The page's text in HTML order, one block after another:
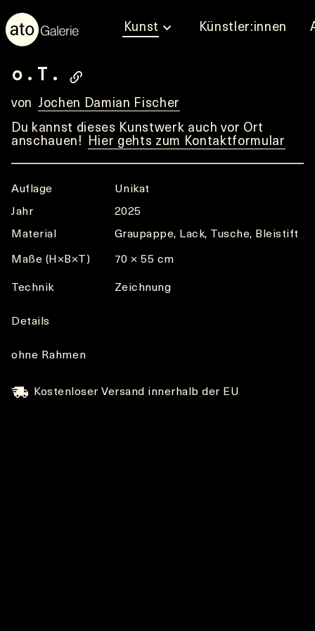
Kunst Künstler:innen
o.T.
von Jochen Damian Fischer
Du kannst dieses Kunstwerk auch vor Ort
anschauen!
Hier gehts zum Kontaktformular
Auflage
Unikat
Jahr
2025
Material
Graupappe, Lack, Tusche, Bleistift
Maße (H×B×T) 70 × 55 cm
Technik Zeichnung
Details
ohne Rahmen
Kostenloser Versand innerhalb der EU